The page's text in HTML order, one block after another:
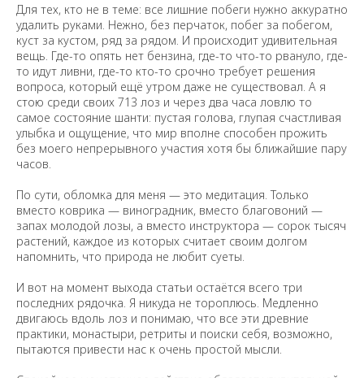
Для тех, кто не в теме: все лишние побеги нужно аккуратно
удалить руками. Нежно, без перчаток, побег за побегом,
куст за кустом, ряд за рядом. И происходит удивительная
вещь. Где-то опять нет бензина, где-то что-то рвануло, где-
то идут ливни, где-то кто-то срочно требует решения
вопроса, который ещё утром даже не существовал. А я
стою среди своих 713 лоз и через два часа ловлю то
самое состояние шанти: пустая голова, глупая счастливая
улыбка и ощущение, что мир вполне способен прожить
без моего непрерывного участия хотя бы ближайшие пару
часов.
По сути, обломка для меня — это медитация. Только
вместо коврика — виноградник, вместо благовоний —
запах молодой лозы, а вместо инструктора — сорок тысяч
растений, каждое из которых считает своим долгом
напомнить, что природа не любит суеты.
И вот на момент выхода статьи остаётся всего три
последних рядочка. Я никуда не тороплюсь. Медленно
двигаюсь вдоль лоз и понимаю, что все эти древние
практики, монастыри, ретриты и поиски себя, возможно,
пытаются привести нас к очень простой мысли.